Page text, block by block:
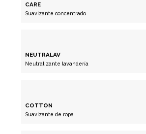
CARE
Suavizante concentrado
NEUTRALAV
Neutralizante lavandería
COTTON
Suavizante de ropa